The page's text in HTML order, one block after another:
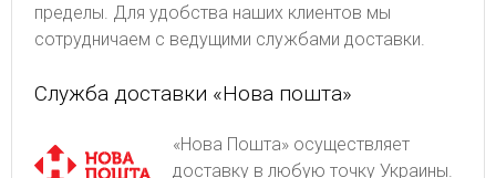
пределы. Для удобства наших клиентов мы
сотрудничаем с ведущими службами доставки.
Служба доставки «Нова пошта»
«Нова Пошта» осуществляет
доставку в любую точку Украины.